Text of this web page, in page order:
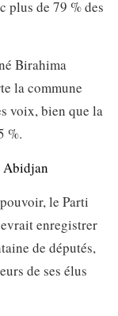
plus de 79 % des
Birahima
la commune
voix, bien que la
%.
Abidjan
le Parti
enregistrer
de députés,
de ses élus